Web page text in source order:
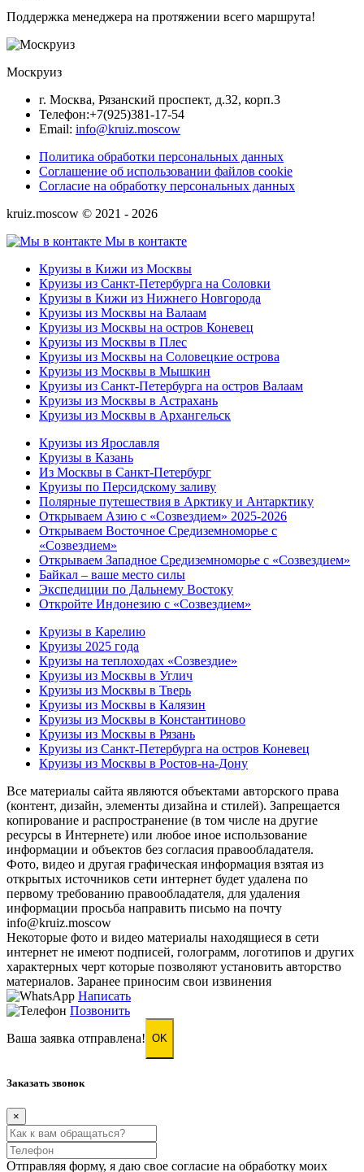
Поддержка менеджера на протяжении всего маршрута!
Москруиз
г. Москва, Рязанский проспект, д.32, корп.3
Телефон:+7(925)381-17-54
Email: info@kruiz.moscow
Политика обработки персональных данных
Соглашение об использовании файлов cookie
Согласие на обработку персональных данных
kruiz.moscow © 2021 - 2026
Мы в контакте
Круизы в Кижи из Москвы
Круизы из Санкт-Петербурга на Соловки
Круизы в Кижи из Нижнего Новгорода
Круизы из Москвы на Валаам
Круизы из Москвы на остров Коневец
Круизы из Москвы в Плес
Круизы из Москвы на Соловецкие острова
Круизы из Москвы в Мышкин
Круизы из Санкт-Петербурга на остров Валаам
Круизы из Москвы в Астрахань
Круизы из Москвы в Архангельск
Круизы из Ярославля
Круизы в Казань
Из Москвы в Санкт-Петербург
Круизы по Персидскому заливу
Полярные путешествия в Арктику и Антарктику
Открываем Азию с «Созвездием» 2025-2026
Открываем Восточное Средиземноморье с
«Созвездием»
Открываем Западное Средиземноморье с «Созвездием»
Байкал – ваше место силы
Экспедиции по Дальнему Востоку
Откройте Индонезию с «Созвездием»
Круизы в Карелию
Круизы 2025 года
Круизы на теплоходах «Созвездие»
Круизы из Москвы в Углич
Круизы из Москвы в Тверь
Круизы из Москвы в Калязин
Круизы из Москвы в Константиново
Круизы из Москвы в Рязань
Круизы из Санкт-Петербурга на остров Коневец
Круизы из Москвы в Ростов-на-Дону
Все материалы сайта являются объектами авторского права
(контент, дизайн, элементы дизайна и стилей). Запрещается
копирование и распространение (в том числе на другие
ресурсы в Интернете) или любое иное использование
информации и объектов без согласия правообладателя.
Фото, видео и другая графическая информация взятая из
открытых источников сети интернет будет удалена по
первому требованию правообладателя, для удаления
информации просьба направить письмо на почту
info@kruiz.moscow
Некоторые фото и видео материалы находящиеся в сети
интернет не имеют подписей, голограмм, логотипов и других
характерных черт которые позволяют установить авторство
материалов. Заранее приносим свои извинения
Написать
Позвонить
Ваша заявка отправлена! OK
Заказать звонок
×
Отправляя форму, я даю свое согласие на обработку моих